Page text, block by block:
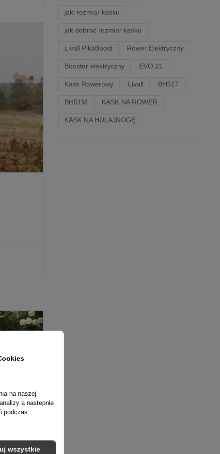
jaki rozmiar kasku
jak dobrać rozmiar kasku
Livall PikaBoost Rower Elektryczny
Booster elektryczny EVO 21
Kask Rowerowy Livall BH51T
BH51M KASK NA ROWER
KASK NA HULAJNOGĘ
na naszej
a nastepnie
podczas
wszystkie